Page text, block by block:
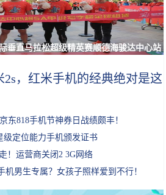
垂直马拉松超级精英赛顺德海骏达中心站
，红米手机的经典绝对是这
东818手机节神券日战绩颇丰！
级定位能力手机颁发证书
！运营商关闭2 3G网络
机男生专属？女孩子照样爱到不行！